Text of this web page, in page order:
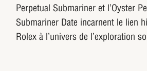
Perpetual Submariner et l’Oyster
Submariner Date incarnent le lien
Rolex à l’univers de l’exploration